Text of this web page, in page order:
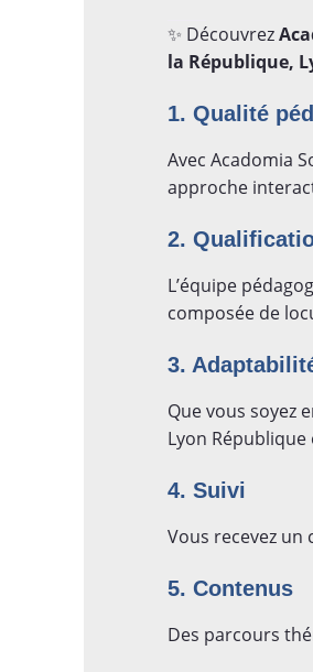
✨ Découvrez
la République,
1. Qualité
Avec Acadomia
approche
2.
L’équipe
composée de
3.
Que vous soyez
Lyon
4. Suivi
Vous recevez un
5. Contenus
Des parcours